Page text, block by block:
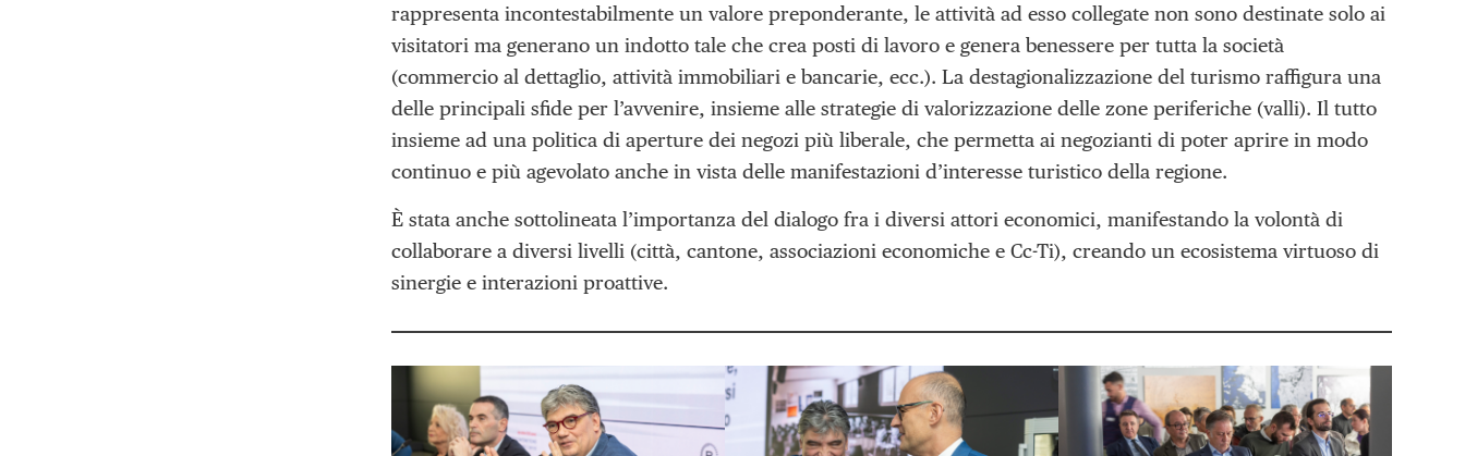
rappresenta incontestabilmente un valore preponderante, le attività ad esso collegate non sono destinate solo ai
visitatori ma generano un indotto tale che crea posti di lavoro e genera benessere per tutta la società
(commercio al dettaglio, attività immobiliari e bancarie, ecc.). La destagionalizzazione del turismo raffigura una
delle principali sfide per l’avvenire, insieme alle strategie di valorizzazione delle zone periferiche (valli). Il tutto
insieme ad una politica di aperture dei negozi più liberale, che permetta ai negozianti di poter aprire in modo
continuo e più agevolato anche in vista delle manifestazioni d’interesse turistico della regione.
È stata anche sottolineata l’importanza del dialogo fra i diversi attori economici, manifestando la volontà di
collaborare a diversi livelli (città, cantone, associazioni economiche e Cc-Ti), creando un ecosistema virtuoso di
sinergie e interazioni proattive.